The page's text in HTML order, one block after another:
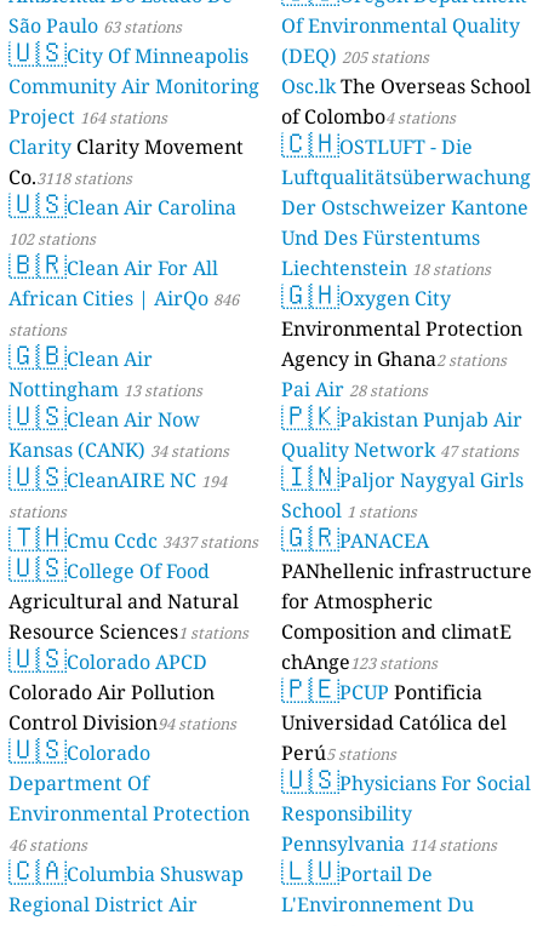
São Paulo 63 stations
🇺🇸City Of Minneapolis
Community Air Monitoring
Project 164 stations
Clarity Clarity Movement
Co.3118 stations
🇺🇸Clean Air Carolina
102 stations
🇧🇷Clean Air For All
African Cities | AirQo 846
stations
🇬🇧Clean Air
Nottingham 13 stations
🇺🇸Clean Air Now
Kansas (CANK) 34 stations
🇺🇸CleanAIRE NC 194
stations
🇹🇭Cmu Ccdc 3437 stations
🇺🇸College Of Food
Agricultural and Natural
Resource Sciences1 stations
🇺🇸Colorado APCD
Colorado Air Pollution
Control Division94 stations
🇺🇸Colorado
Department Of
Environmental Protection
46 stations
🇨🇦Columbia Shuswap
Regional District Air
Of Environmental Quality
(DEQ) 205 stations
Osc.lkThe Overseas School
of Colombo4 stations
🇨🇭OSTLUFT - Die
Luftqualitätsüberwachung
Der Ostschweizer Kantone
Und Des Fürstentums
Liechtenstein 18 stations
🇬🇭Oxygen City
Environmental Protection
Agency in Ghana2 stations
Pai Air 28 stations
🇵🇰Pakistan Punjab Air
Quality Network 47 stations
🇮🇳Paljor Naygyal Girls
School 1 stations
🇬🇷PANACEA
PANhellenic infrastructure
for Atmospheric
Composition and climatE
chAnge123 stations
🇵🇪PCUP Pontificia
Universidad Católica del
Perú5 stations
🇺🇸Physicians For Social
Responsibility
Pennsylvania 114 stations
🇱🇺Portail De
L'Environnement Du